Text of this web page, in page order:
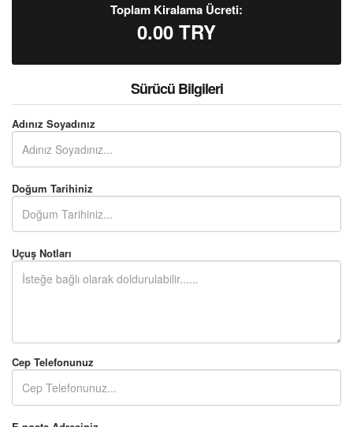
Toplam Kiralama Ücreti:
0.00 TRY
Sürücü Bilgileri
Adınız Soyadınız
Doğum Tarihiniz
Uçuş Notları
Cep Telefonunuz